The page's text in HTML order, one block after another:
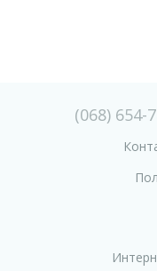
(068) 654-